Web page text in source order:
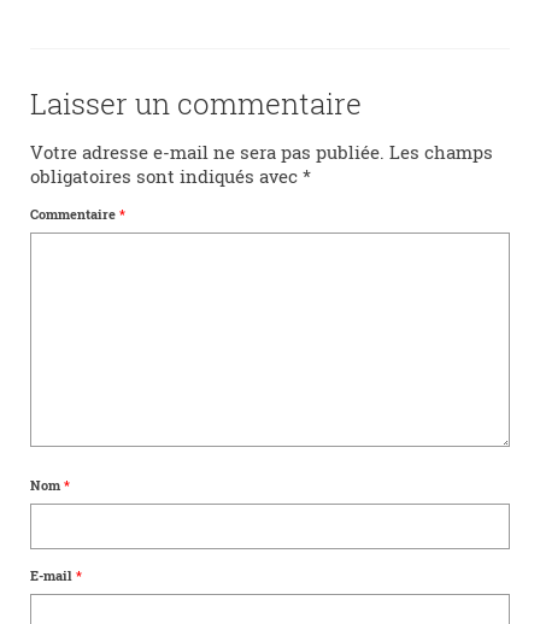
Laisser un commentaire
Votre adresse e-mail ne sera pas publiée. Les champs
obligatoires sont indiqués avec *
Commentaire *
Nom *
E-mail *